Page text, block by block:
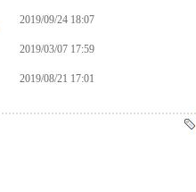
2019/09/24 18:07
2019/03/07 17:59
2019/08/21 17:01